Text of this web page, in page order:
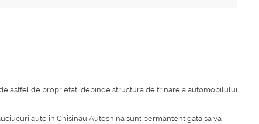
astfel de proprietati depinde structura de frinare a automobilului
auto in Chisinau Autoshina sunt permantent gata sa va